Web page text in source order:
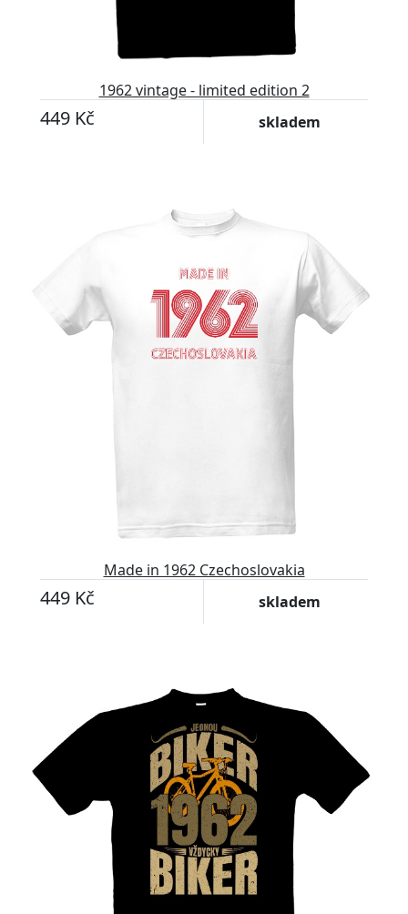
1962 vintage - limited edition 2
449 Kč skladem
Made in 1962 Czechoslovakia
449 Kč skladem